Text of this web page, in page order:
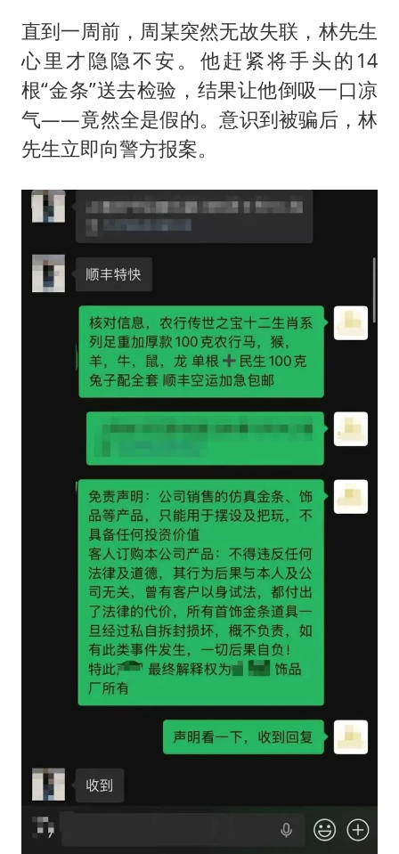
直到一周前，周某突然无故失联，林先生
心里才隐隐不安。他赶紧将手头的14
根“金条”送去检验，结果让他倒吸一口凉
气——竟然全是假的。意识到被骗后，林
先生立即向警方报案。